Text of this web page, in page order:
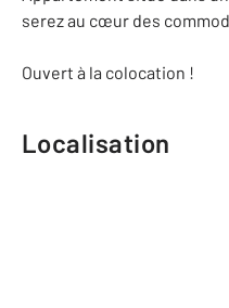
serez au cœur des
Ouvert à la colocation !
Localisation